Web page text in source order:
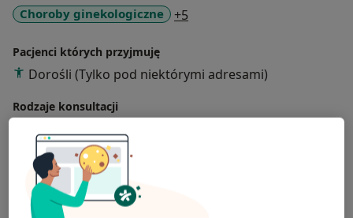
Choroby ginekologiczne +5
Pacjenci których przyjmuję
Dorośli (Tylko pod niektórymi adresami)
Rodzaje konsultacji
Zdjęcia i filmy